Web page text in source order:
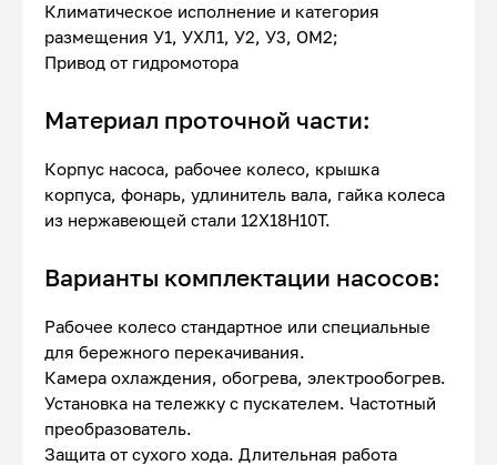
Климатическое исполнение и категория
размещения У1, УХЛ1, У2, У3, ОМ2;
Привод от гидромотора
Материал проточной части:
Корпус насоса, рабочее колесо, крышка
корпуса, фонарь, удлинитель вала, гайка колеса
из нержавеющей стали 12Х18Н10Т.
Варианты комплектации насосов:
Рабочее колесо стандартное или специальные
для бережного перекачивания.
Камера охлаждения, обогрева, электрообогрев.
Установка на тележку с пускателем. Частотный
преобразователь.
Защита от сухого хода. Длительная работа